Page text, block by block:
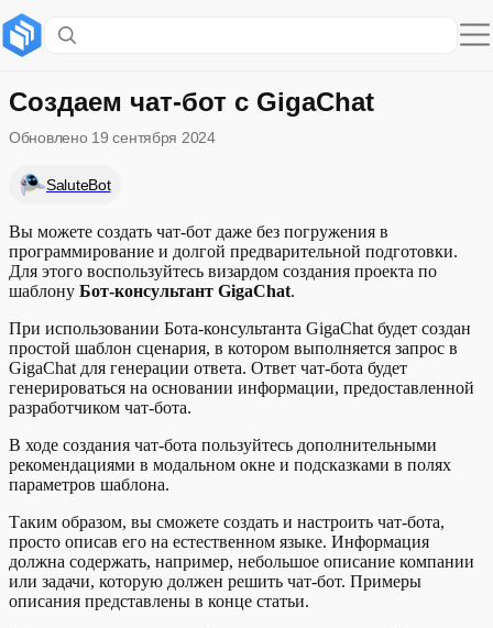
Создание чат-бота с помощью бота-консультанта GigaChat
Редактирование чат-бота
Примеры описания чат-бота
Создаем чат-бот с GigaChat
Обновлено 19 сентября 2024
SaluteBot
Вы можете создать чат-бот даже без погружения в
программирование и долгой предварительной подготовки.
Для этого воспользуйтесь визардом создания проекта по
шаблону Бот-консультант GigaChat.
При использовании Бота-консультанта GigaChat будет создан
простой шаблон сценария, в котором выполняется запрос в
GigaChat для генерации ответа. Ответ чат-бота будет
генерироваться на основании информации, предоставленной
разработчиком чат-бота.
В ходе создания чат-бота пользуйтесь дополнительными
рекомендациями в модальном окне и подсказками в полях
параметров шаблона.
Таким образом, вы сможете создать и настроить чат-бота,
просто описав его на естественном языке. Информация
должна содержать, например, небольшое описание компании
или задачи, которую должен решить чат-бот. Примеры
описания представлены в конце статьи.